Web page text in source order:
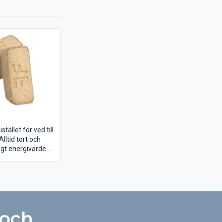
för ved till
tort och
energivärde.